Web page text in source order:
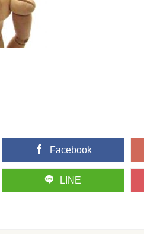
社会人でお互いが実家暮らしのカップ
ダンスを簡単に子どもに教えて上達
Facebook
LINE